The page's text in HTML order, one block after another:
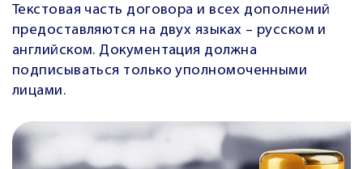
Текстовая часть договора и всех дополнений
предоставляются на двух языках – русском и
английском. Документация должна
подписываться только уполномоченными
лицами.